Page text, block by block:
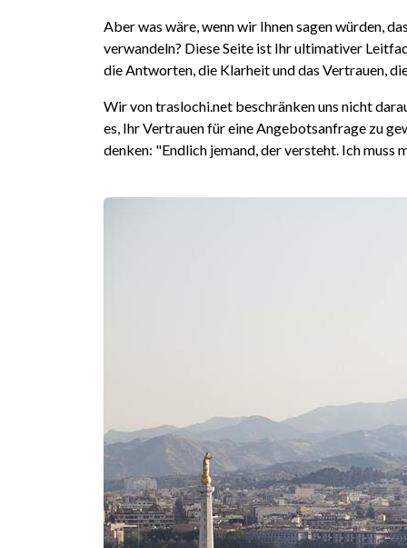
Aber was wäre, wenn wir Ihnen sagen würden,
verwandeln? Diese Seite ist Ihr ultimativer
die Antworten, die Klarheit und das Vertrauen,
Wir von traslochi.net beschränken uns nicht
es, Ihr Vertrauen für eine Angebotsanfrage zu
denken: "Endlich jemand, der versteht. Ich muss